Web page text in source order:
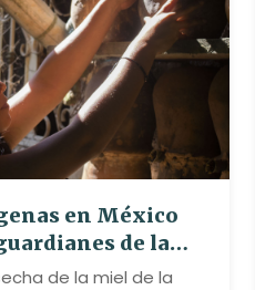
en México
de la
nativade la miel de la